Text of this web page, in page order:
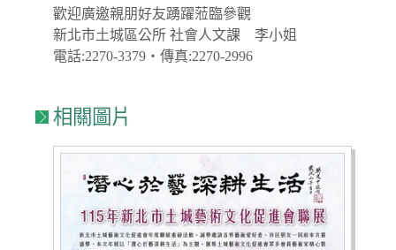
歡迎廣邀親朋好友踴躍蒞臨參觀
新北市土城區公所 社會人文課 李小姐
電話:2270-3379‧傳真:2270-2996
相關圖片